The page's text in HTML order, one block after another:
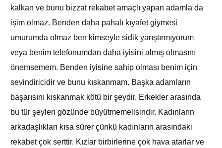
kalkan ve bunu bizzat rekabet amaçlı yapan adamla da
işim olmaz. Benden daha pahalı kıyafet giymesi
umurumda olmaz ben kimseyle sidik yarıştırmıyorum
veya benim telefonumdan daha iyisini almış olmasını
önemsemem. Benden iyisine sahip olması benim için
sevindiricidir ve bunu kıskanmam. Başka adamların
başarısını kıskanmak kötü bir şeydir. Erkekler arasında
bu tür şeyleri gözünde büyütmemelisindir. Kadınların
arkadaşlıkları kısa sürer çünkü kadınların arasındaki
rekabet çok serttir. Kızlar birbirlerine çok hava atarlar ve